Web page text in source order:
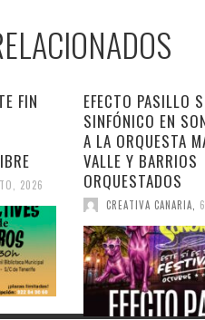
FIN
2026
EFECTO PASILLO
SINFÓNICO EN
A LA ORQUESTA
VALLE Y BARRIOS
ORQUESTADOS
CREATIVA CANARIA